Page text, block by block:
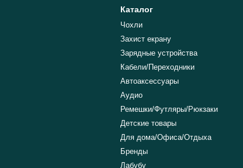
Каталог
Чохли
Захист екрану
Зарядные устройства
Кабели/Переходники
Автоаксессуары
Аудио
Ремешки/Футляры/Рюкзаки
Детские товары
Для дома/Офиса/Отдыха
Бренды
Лабубу